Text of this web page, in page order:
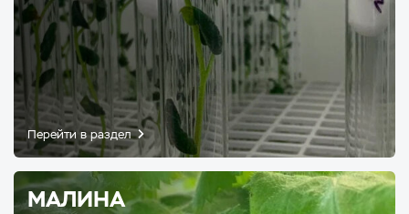
Перейти в раздел
МАЛИНА